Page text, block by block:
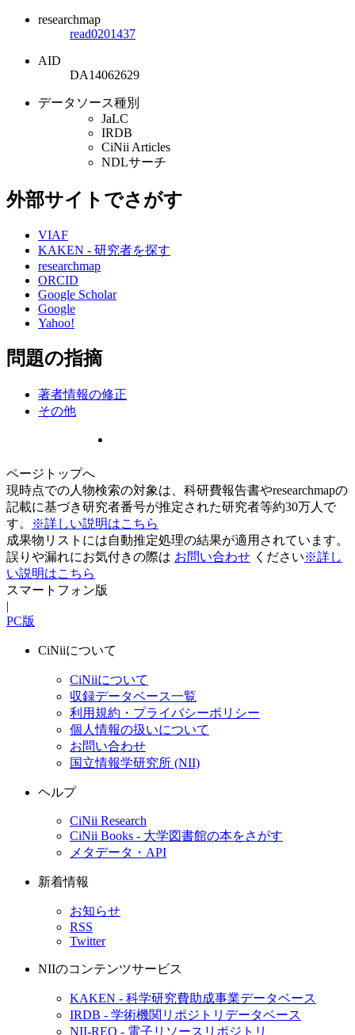
researchmap
read0201437
AID
DA14062629
データソース種別
JaLC
IRDB
CiNii Articles
NDLサーチ
外部サイトでさがす
VIAF
KAKEN - 研究者を探す
researchmap
ORCID
Google Scholar
Google
Yahoo!
問題の指摘
著者情報の修正
その他
ページトップへ
現時点での人物検索の対象は、科研費報告書やresearchmapの
記載に基づき研究者番号が推定された研究者等約30万人で
す。
※詳しい説明はこちら
成果物リストには自動推定処理の結果が適用されています。
誤りや漏れにお気付きの際は お問い合わせ ください※詳し
い説明はこちら
スマートフォン版
|
PC版
CiNiiについて
CiNiiについて
収録データベース一覧
利用規約・プライバシーポリシー
個人情報の扱いについて
お問い合わせ
国立情報学研究所 (NII)
ヘルプ
CiNii Research
CiNii Books - 大学図書館の本をさがす
メタデータ・API
新着情報
お知らせ
RSS
Twitter
NIIのコンテンツサービス
KAKEN - 科学研究費助成事業データベース
IRDB - 学術機関リポジトリデータベース
NII-REO - 電子リソースリポジトリ